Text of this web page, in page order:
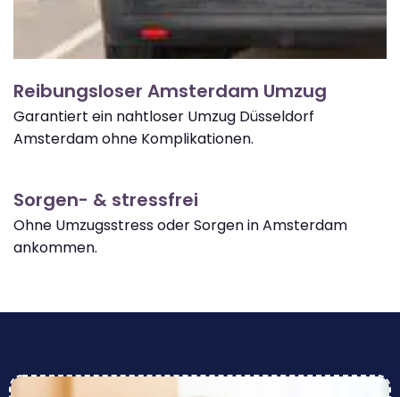
Reibungsloser Amsterdam Umzug
Garantiert ein nahtloser Umzug Düsseldorf
Amsterdam ohne Komplikationen.
Sorgen- & stressfrei
Ohne Umzugsstress oder Sorgen in Amsterdam
ankommen.